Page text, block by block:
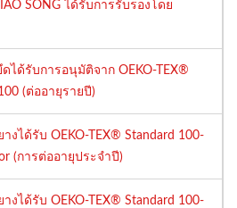
SONG ได้รับการรับรองโดย
ได้รับการอนุมัติจาก OEKO-TEX®
(ต่ออายุรายปี)
งได้รับ OEKO-TEX® Standard 100-
(การต่ออายุประจำปี)
งได้รับ OEKO-TEX® Standard 100-